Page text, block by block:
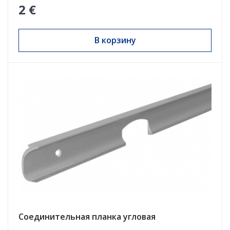
2 €
В корзину
Соединительная планка угловая